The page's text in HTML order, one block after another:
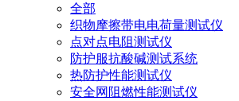
全部
织物摩擦带电电荷量测试仪
点对点电阻测试仪
防护服抗酸碱测试系统
热防护性能测试仪
安全网阻燃性能测试仪